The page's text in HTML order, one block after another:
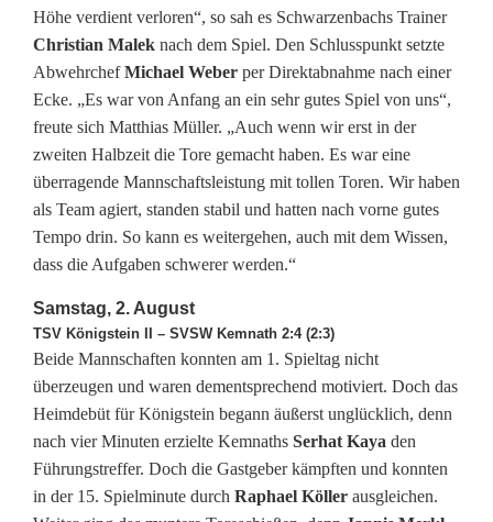
t
:
A
m
2
.
S
p
i
e
l
t
Höhe verdient verloren“, so sah es Schwarzenbachs Trainer
Christian Malek nach dem Spiel. Den Schlusspunkt setzte
AbwehrchefMichael Weber per Direktabnahme nach einer
Ecke. „Es war von Anfang an ein sehr gutes Spiel von uns“,
freute sich Matthias Müller. „Auch wenn wir erst in der
zweiten Halbzeit die Tore gemacht haben. Es war eine
überragende Mannschaftsleistung mit tollen Toren. Wir haben
als Team agiert, standen stabil und hatten nach vorne gutes
Tempo drin. So kann es weitergehen, auch mit dem Wissen,
dass die Aufgaben schwerer werden.“
Samstag, 2. August
TSV Königstein II – SVSW Kemnath 2:4 (2:3)
Beide Mannschaften konnten am 1. Spieltag nicht
überzeugen und waren dementsprechend motiviert. Doch das
Heimdebüt für Königstein begann äußerst unglücklich, denn
nach vier Minuten erzielte Kemnaths Serhat Kaya den
Führungstreffer. Doch die Gastgeber kämpften und konnten
in der 15. Spielminute durch Raphael Köller ausgleichen.